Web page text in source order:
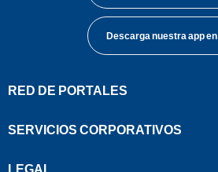
Descarga nuestra app en
RED DE PORTALES
SERVICIOS CORPORATIVOS
LEGAL